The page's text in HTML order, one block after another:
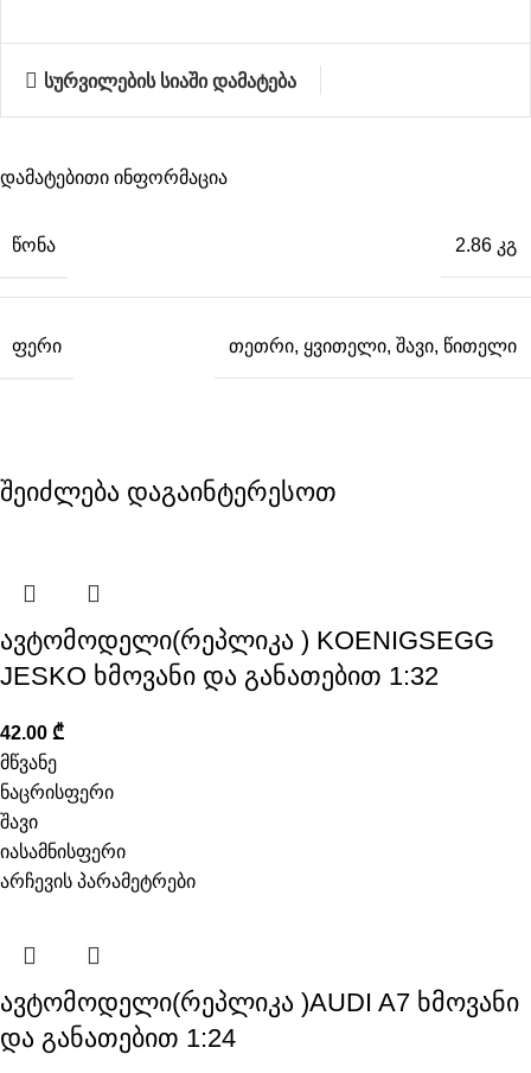
სურვილების სიაში დამატება
დამატებითი ინფორმაცია
ᲬᲝᲜᲐ 2.86 კგ
ᲤᲔᲠᲘ თეთრი, ყვითელი, შავი, წითელი
შეიძლება დაგაინტერესოთ
ავტომოდელი(რეპლიკა ) KOENIGSEGG
JESKO ხმოვანი და განათებით 1:32
42.00 ₾
მწვანე
ნაცრისფერი
შავი
იასამნისფერი
არჩევის პარამეტრები
ავტომოდელი(რეპლიკა )AUDI A7 ხმოვანი
და განათებით 1:24